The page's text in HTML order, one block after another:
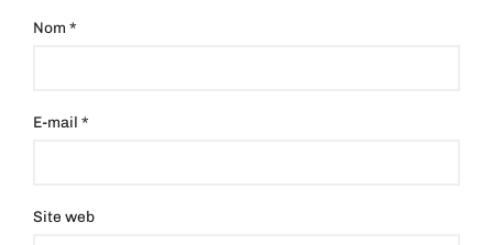
Nom*
E-mail*
Site web